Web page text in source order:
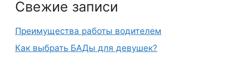
Свежие записи
Преимущества работы водителем
Как выбрать БАДы для девушек?